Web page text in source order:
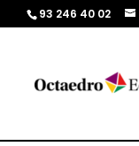
93 246 40 02